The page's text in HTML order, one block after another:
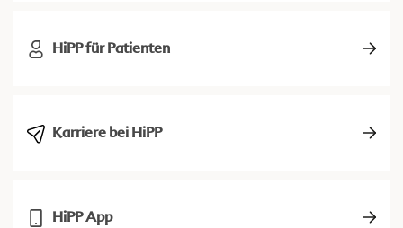
HiPP für Patienten
Karriere bei HiPP
HiPP App